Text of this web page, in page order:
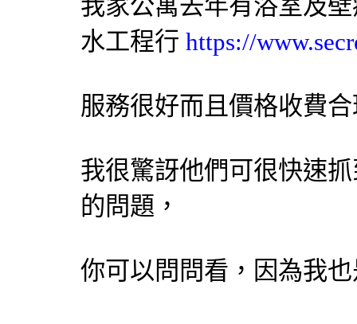
我家公寓去年有浴室及
水工程行 https://
服務很好而且價格收費
我很驚訝他們可很快速
的問題，
你可以問問看，因為我